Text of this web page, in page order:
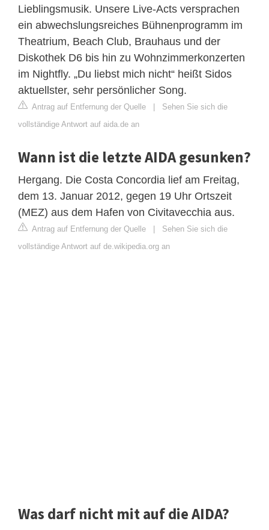
Lieblingsmusik. Unsere Live-Acts versprachen
ein abwechslungsreiches Bühnenprogramm im
Theatrium, Beach Club, Brauhaus und der
Diskothek D6 bis hin zu Wohnzimmerkonzerten
im Nightfly. „Du liebst mich nicht“ heißt Sidos
aktuellster, sehr persönlicher Song.
Antrag auf Entfernung der Quelle
Sehen Sie sich die
vollständige Antwort auf aida.de an
Wann ist die letzte AIDA gesunken?
Hergang. Die Costa Concordia lief am Freitag,
dem 13. Januar 2012, gegen 19 Uhr Ortszeit
(MEZ) aus dem Hafen von Civitavecchia aus.
Antrag auf Entfernung der Quelle
Sehen Sie sich die
vollständige Antwort auf de.wikipedia.org an
Was darf nicht mit auf die AIDA?